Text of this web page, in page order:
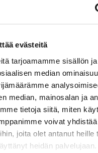
evästeitä
tarjoamamme sisällön
median
median, mainosalan ja
tietoja siitä, miten
voivat
joita olet antanut heille
heidän palvelujaan.
KOTIOTTELUT
27.8. 18:30
VS.
VIP